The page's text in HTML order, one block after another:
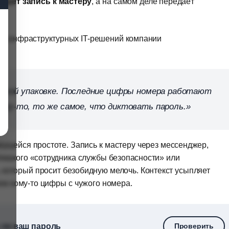
инфраструктурных IT-решений компании
упаковке. Последние цифры номера работают
то, то же самое, что диктовать пароль.
простоте. Запись к мастеру через мессенджер,
«сотрудника службы безопасности» или
просит безобидную мелочь. Контекст усыпляет
кому-то цифры с чужого номера.
ли ваш пароль Проверить